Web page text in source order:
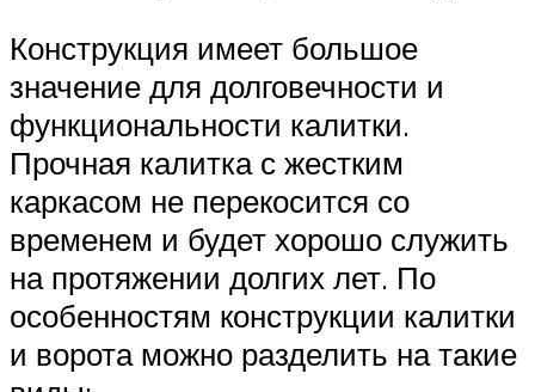
Конструкция имеет большое
значение для долговечности и
функциональности калитки.
Прочная калитка с жестким
каркасом не перекосится со
временем и будет хорошо служить
на протяжении долгих лет. По
особенностям конструкции калитки
и ворота можно разделить на такие